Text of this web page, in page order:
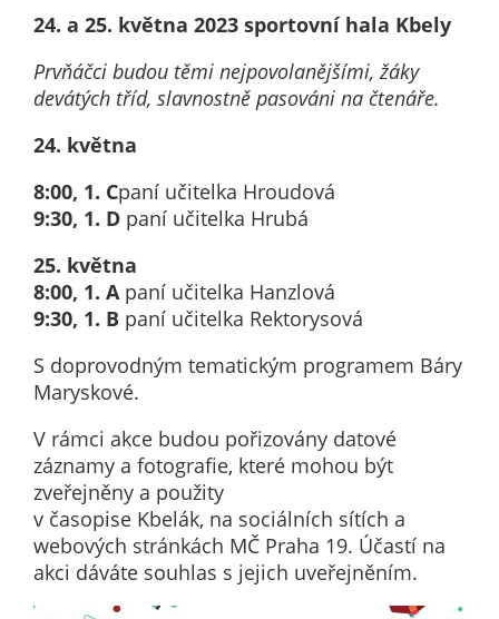
24. a 25. května 2023 sportovní hala Kbely
Prvňáčci budou těmi nejpovolanějšími, žáky
devátých tříd, slavnostně pasováni na čtenáře.
24. května
8:00, 1. Cpaní učitelka Hroudová
9:30, 1. D paní učitelka Hrubá
25. května
8:00, 1. A paní učitelka Hanzlová
9:30, 1. B paní učitelka Rektorysová
S doprovodným tematickým programem Báry
Maryskové.
V rámci akce budou pořizovány datové
záznamy a fotografie, které mohou být
zveřejněny a použity
v časopise Kbelák, na sociálních sítích a
webových stránkách MČ Praha 19. Účastí na
akci dáváte souhlas s jejich uveřejněním.
Analytické
cookies
umožňují
měření
výkonu
a našich
reklamních
kampaní.
Jejich pomocí
a zdroje
návštěv našich
stránek. Data
získaná
pomocí